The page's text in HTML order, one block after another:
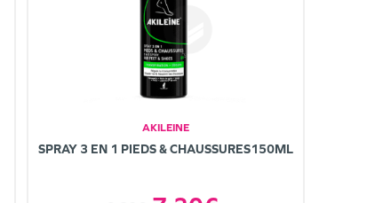
AKILEINE
SPRAY 3 EN 1 PIEDS & CHAUSSURES150ML